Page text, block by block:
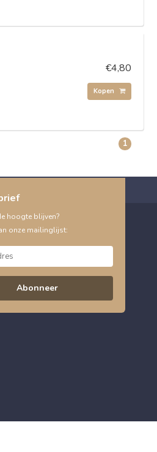
€4,80
Kopen
1
hoogte blijven?
onze mailinglijst:
Abonneer